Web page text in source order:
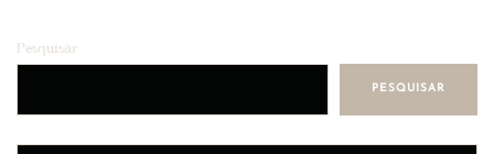
Pesquisar
PESQUISAR